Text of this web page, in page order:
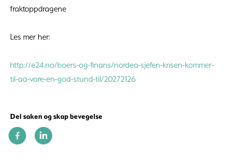
fraktoppdragene
Les mer her:
http://e24.no/boers-og-finans/nordea-sjefen-krisen-kommer-
til-aa-vare-en-god-stund-til/20272126
Del saken og skap bevegelse